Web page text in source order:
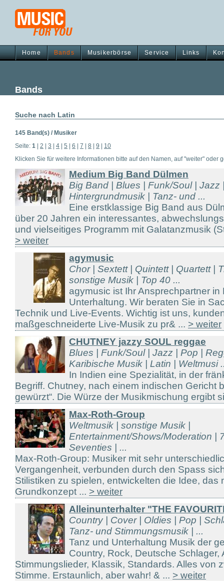
Home Bands Musikerbörse Service Links
Bands
Suche nach Latin
145 Band(s) / Musiker
Seite: 1 2 3 4 5 6 7 8 9
10
Klicken Sie für weitere Informationen bitte auf den Namen, auf "weiter" oder
Medium Big Band Dülmen
Big Band | Blues | Funk/Soul | Jazz
Hintergrundmusik | Tanz- und ...
Eine erstklassige Big Band aus
über 20 Jahren ein interessantes,
und vielseitiges Programm mit Galatanzmusik
> weiter
agymusic
Chor | Sextett | Quintett | Quartett |
sonstige Musik | Top 40 ...
agymusic ist Ihr Ansprechpartner
Unterhaltung. Wir beraten Sie in
Technik und Live-Events. Wichtig ist uns,
maßgeschneiderte Live-Musik zu pr& ... > weiter
CHUTNEY jazzy SOUL reggae
Blues | Funk/Soul | Jazz | Pop |
Karibische Musik | Latin | Weltmusi
In Indien eine Spezialität, in der
Begriff. Chutney, nach einem indischen Gericht
gewürzt“. Die Würze der Musikmischung ergibt
Max-Roth-Group
Weltmusik | sonstige Musik |
Entertainment/Shows/Moderation |
Seventies | ...
Max-Roth-Group: Musiker mit sehr
Vergangenheit, verbunden durch den Spass
Stilistiken zu spielen, entwickelten die Idee, das
Grundkonzept ... > weiter
Alleinunterhalter "THE
Country | Cover | Oldies | Pop |
Tanz- und Stimmungsmusik | ...
Tanz und Unterhaltung Musik der
Country, Rock, Deutsche Schlager,
Stimmungslieder, Klassik, Standards. Alles von
Stimme. Erstaunlich, aber wahr! & ... > weiter